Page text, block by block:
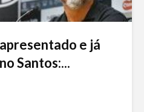
e já
Santos:...